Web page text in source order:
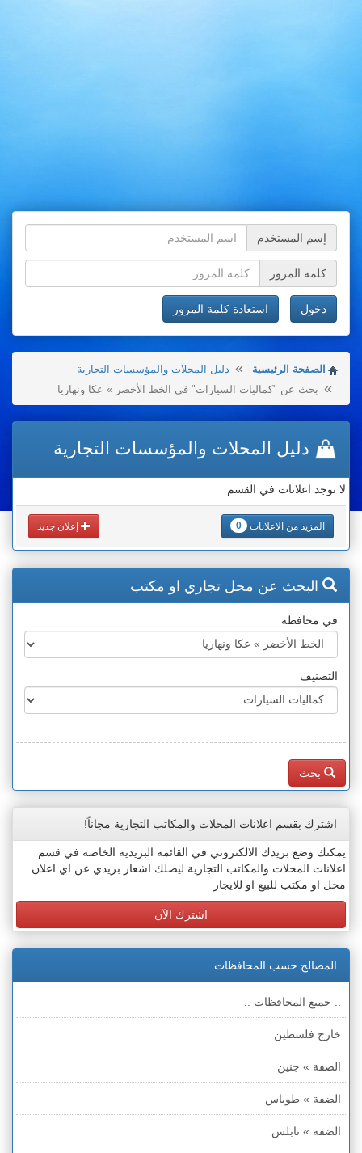
إسم المستخدم
كلمة المرور
دخول استعادة كلمة المرور
الصفحة الرئيسية
دليل المحلات والمؤسسات التجارية
بحث عن "كماليات السيارات" في الخط الأخضر » عكا ونهاريا
دليل المحلات والمؤسسات التجارية
لا توجد اعلانات في القسم
المزيد من الاعلانات 0 إعلان جديد
البحث عن محل تجاري او مكتب
في محافظة
التصنيف
بحث
اشترك بقسم اعلانات المحلات والمكاتب التجارية مجاناً!
يمكنك وضع بريدك الالكتروني في القائمة البريدية الخاصة في قسم
اعلانات المحلات والمكاتب التجارية ليصلك اشعار بريدي عن اي اعلان
محل او مكتب للبيع او للايجار
اشترك الآن
المصالح حسب المحافظات
.. جميع المحافظات ..
خارج فلسطين
الضفة » جنين
الضفة » طوباس
الضفة » نابلس